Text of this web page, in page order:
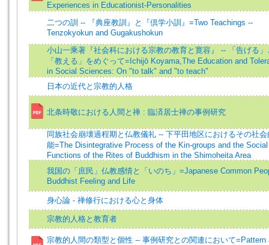
Experiences in Educationist-Personalities
二つの訓 -- 『典座教訓』と『倶学小訓』=Two Teachings --
Tenzokyokun and Gugakushokun
小山一乘著『社会科における宗教の教育と寛容』 -- 「告げる」
「教える」をめぐって=Ichijō Koyama,The Education and
in Social Sciences: On "to talk" and "to teach"
日本の近代と宗教的人格
北条時敬における人間と禅 : 臨済居士禅の事例研究
同族社会崩壊過程期と仏教儀礼 -- 下平田地区におけるその社会
能=The Disintegrative Process of the Kin-groups and the Social
Functions of the Rites of Buddhism in the Shimoheita Area
我国の「庶民」仏教感情と「いのち」=Japanese Common
Buddhist Feeling and Life
身心論 - 禅修行における心と身体
宗教的人格と教育者
宗教的人間の類型と個性 -- 事例研究との関連において=Pattern